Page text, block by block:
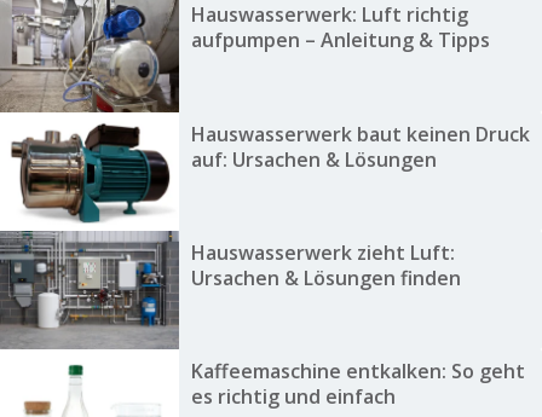
Hauswasserwerk: Luft richtig
aufpumpen – Anleitung & Tipps
Hauswasserwerk baut keinen Druck
auf: Ursachen & Lösungen
Hauswasserwerk zieht Luft:
Ursachen & Lösungen finden
Kaffeemaschine entkalken: So geht
es richtig und einfach